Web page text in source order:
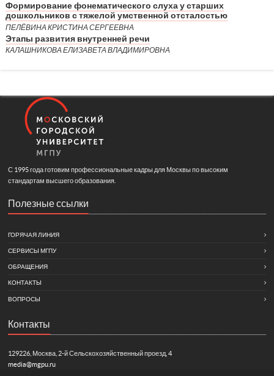
Формирование фонематического слуха у старших
дошкольников с тяжелой умственной отсталостью
ПЕЛЁВИНА КРИСТИНА СЕРГЕЕВНА
Этапы развития внутренней речи
КАЛАШНИКОВА ЕЛИЗАВЕТА ВЛАДИМИРОВНА
С 1995 года готовим профессиональные кадры для Москвы по высоким
стандартам высшего образования.
Полезные ссылки
ГОРЯЧАЯ ЛИНИЯ
СЕРВИСЫ МГПУ
ОБРАЩЕНИЯ
КОНТАКТЫ
ВОПРОСЫ
Контакты
129226, Москва, 2-й Сельскохозяйственный проезд, 4
media@mgpu.ru